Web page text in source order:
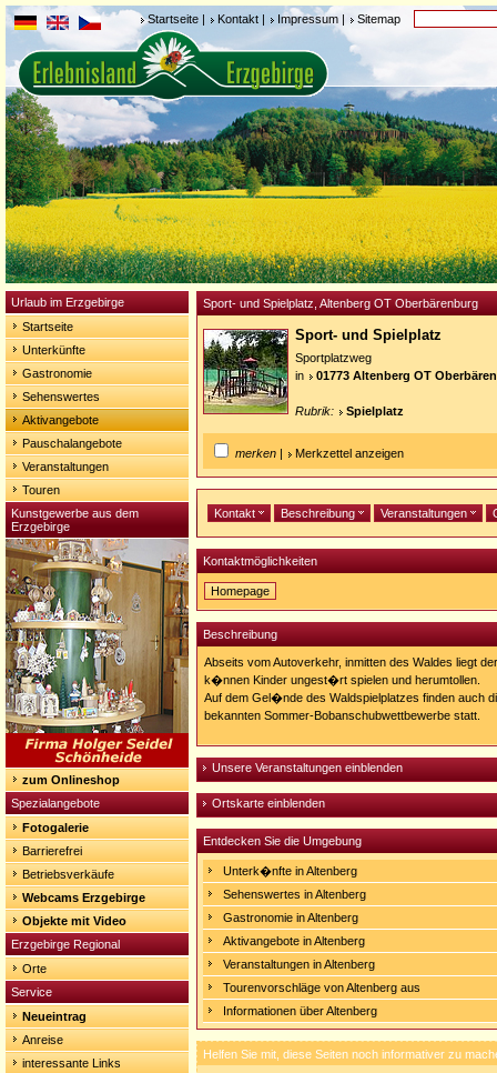
Startseite | Kontakt | Impressum | Sitemap
Urlaub im Erzgebirge
Startseite
Unterkünfte
Gastronomie
Sehenswertes
Aktivangebote
Pauschalangebote
Veranstaltungen
Touren
Kunstgewerbe aus dem
Erzgebirge
zum Onlineshop
Spezialangebote
Fotogalerie
Barrierefrei
Betriebsverkäufe
Webcams Erzgebirge
Objekte mit Video
Erzgebirge Regional
Orte
Service
Neueintrag
Anreise
interessante Links
Sport- und Spielplatz, Altenberg OT Oberbärenburg
Sport- und Spielplatz
Sportplatzweg
in
01773 Altenberg OT
Rubrik: Spielplatz
merken | Merkzettel anzeigen
Kontakt Beschreibung Veranstaltungen
Kontaktmöglichkeiten
Homepage
Homepage:
http://www.oberbaerenburg.de/iort.htm
Beschreibung
Abseits vom Autoverkehr, inmitten des Waldes liegt
k�nnen Kinder ungest�rt spielen und herumtollen.
Auf dem Gel�nde des Waldspielplatzes finden auch
bekannten Sommer-Bobanschubwettbewerbe statt.
Unsere Veranstaltungen einblenden
Ortskarte einblenden
Entdecken Sie die Umgebung
Unterk�nfte in Altenberg
Sehenswertes in Altenberg
Gastronomie in Altenberg
Aktivangebote in Altenberg
Veranstaltungen in Altenberg
Tourenvorschläge von Altenberg aus
Informationen über Altenberg
Helfen Sie mit, diese Seiten noch informativer zu